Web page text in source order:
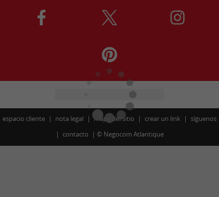
espacio cliente nota legal mapa del sitio crear un link
síguenos
contacto
© Negocom Atlantique